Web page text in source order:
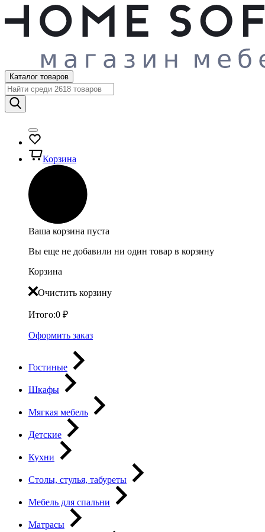
Каталог товаров
Корзина
Ваша корзина пуста
Вы еще не добавили ни один товар в корзину
Корзина
Очистить корзину
Итого:0 ₽
Оформить заказ
Гостиные
Шкафы
Мягкая мебель
Детские
Кухни
Столы, стулья, табуреты
Мебель для спальни
Матрасы